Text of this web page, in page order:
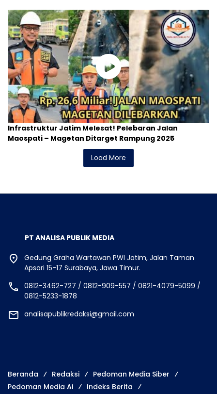
Infrastruktur Jatim Melesat! Pelebaran Jalan
Maospati – Magetan Ditarget Rampung 2025
Load More
PT ANALISA PUBLIK MEDIA
Gedung Graha Wartawan PWI Jatim, Jalan Taman
Apsari 15-17 Surabaya, Jawa Timur.
0812-3462-727 / 0812-909-557 / 0821-4079-5099 /
0812-5233-1878
analisapublikredaksi@gmail.com
Beranda Redaksi
Pedoman Media Siber
Pedoman Media Ai
Indeks Berita